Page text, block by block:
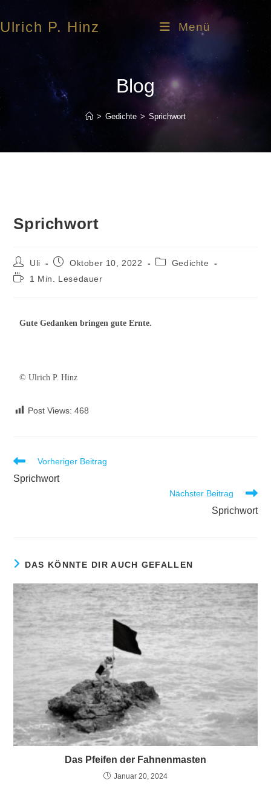
Ulrich P. Hinz Menü
Blog
> Gedichte > Sprichwort
Sprichwort
Uli Oktober 10, 2022
Gedichte
1 Min. Lesedauer
Gute Gedanken bringen gute Ernte.
© Ulrich P. Hinz
Post Views: 468
Vorheriger Beitrag
Sprichwort
Nächster Beitrag
Sprichwort
DAS KÖNNTE DIR AUCH GEFALLEN
Das Pfeifen der Fahnenmasten
Januar 20, 2024